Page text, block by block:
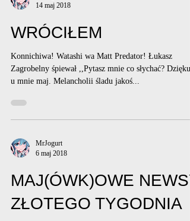
14 maj 2018
WRÓCIŁEM
Konnichiwa! Watashi wa Matt Predator! Łukasz
Zagrobelny śpiewał ,,Pytasz mnie co słychać?
u mnie maj. Melancholii śladu jakoś...
MrJogurt
6 maj 2018
MAJ(ÓWK)OWE NEWSY
ZŁOTEGO TYGODNIA